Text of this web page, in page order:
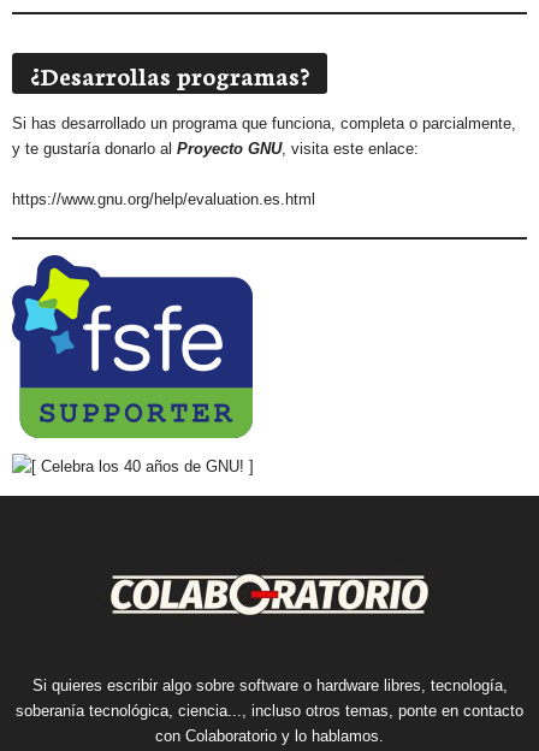
¿Desarrollas programas?
Si has desarrollado un programa que funciona, completa o parcialmente,
y te gustaría donarlo al Proyecto GNU, visita este enlace:
https://www.gnu.org/help/evaluation.es.html
Si quieres escribir algo sobre software o hardware libres, tecnología,
soberanía tecnológica, ciencia..., incluso otros temas, ponte en contacto
con Colaboratorio y lo hablamos.